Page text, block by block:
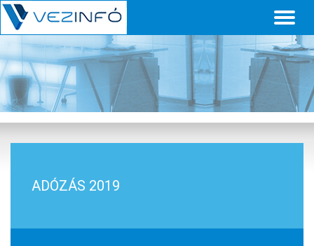
ADÓZÁS 2019